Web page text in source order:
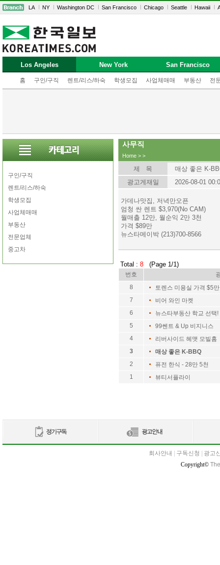
LA NY Washington DC San Francisco Chicago Seattle Hawaii
Los Angeles
홈 구인/구직 렌트/리스/하숙 학생모집 사업체매매 부동산 전
New York San Francisco
구인/구직
렌트/리스/하숙
학생모집
사업체매매
부동산
전문업체
중고차
사무직
Home > >
제 목
매상 좋은 K-
광고게재일
2026-08-01
가데나맛집, 저녁만오픈
엄청 싼 렌트 $3,970(No CAM)
월매출 12만, 월순익 2만 3천
가격 $89만
뉴스타메이박 (213)700-8566
Total : 8 (Page 1/1)
번호
8
토렌스 미용실 가격 $5만
7
비어 와인 마켓
6
뉴스타부동산 학교 선택!
5
99쎈트 & Up 비지니스
4
리버사이드 헤맷 모빌홈
3
매상 좋은 K-BBQ
2
퓨전 한식 - 28만 5천
1
뷰티서플라이
회사안내 구독신청
광고
Copyright©